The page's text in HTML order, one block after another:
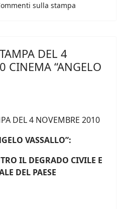
sulla stampa
DEL 4
CINEMA “ANGELO
DEL 4 NOVEMBRE 2010
VASSALLO”:
IL DEGRADO CIVILE E
DEL PAESE